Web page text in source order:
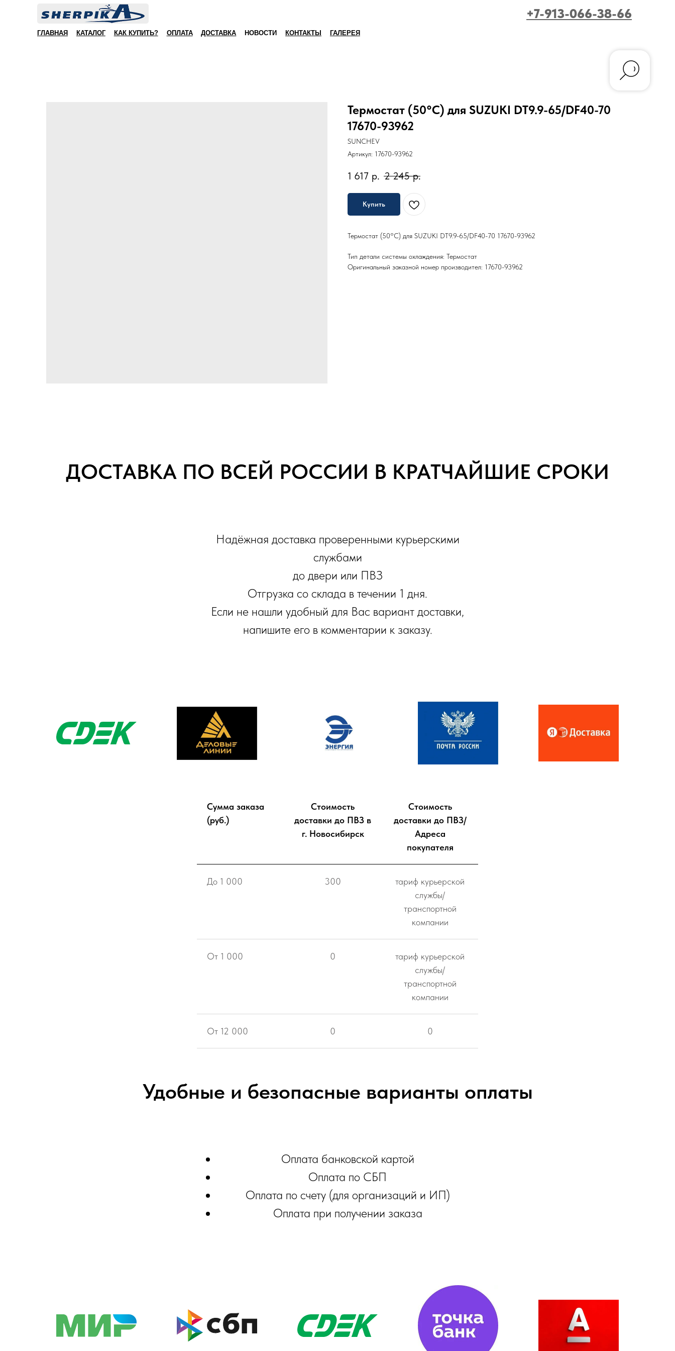
+7-913-066-38-66
ГЛАВНАЯ КАТАЛОГ КАК КУПИТЬ? ОПЛАТА ДОСТАВКА НОВОСТИ КОНТАКТЫ ГАЛЕРЕЯ
Термостат (50°С) для SUZUKI DT9.9-65/DF40-70
17670-93962
SUNCHEV
Артикул: 17670-93962
1 617 р. 2 245 р.
Купить
Термостат (50°С) для SUZUKI DT9.9-65/DF40-70 17670-93962
Тип детали системы охлаждения: Термостат
Оригинальный заказной номер производител: 17670-93962
ДОСТАВКА ПО ВСЕЙ РОССИИ В КРАТЧАЙШИЕ СРОКИ
Надёжная доставка проверенными курьерскими
службами
до двери или ПВЗ
Отгрузка со склада в течении 1 дня.
Если не нашли удобный для Вас вариант доставки,
напишите его в комментарии к заказу.
Сумма заказа
(руб.)
Стоимость
доставки до ПВЗ в
г. Новосибирск
Стоимость
доставки до ПВЗ/
Адреса
покупателя
До 1 000 300
тариф курьерской
службы/
транспортной
компании
От 1 000 0
тариф курьерской
службы/
транспортной
компании
От 12 000 0 0
Удобные и безопасные варианты оплаты
Оплата банковской картой
Оплата по СБП
Оплата по счету (для организаций и ИП)
Оплата при получении заказа